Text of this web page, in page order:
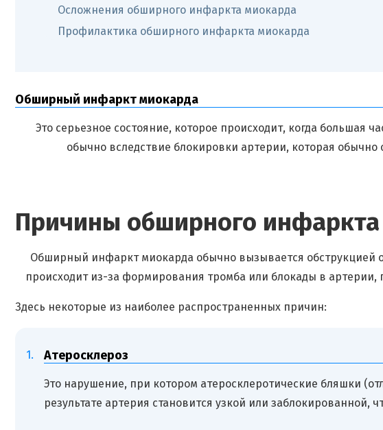
Осложнения обширного инфаркта миокарда
Профилактика обширного инфаркта миокарда
Обширный инфаркт миокарда
Это серьезное состояние, которое происходит, когда
обычно вследствие блокировки артерии, которая обычно
Причины обширного
Обширный инфаркт миокарда обычно вызывается обструкцией
происходит из-за формирования тромба или блокады в
Здесь некоторые из наиболее распространенных причин:
Атеросклероз
Это нарушение, при котором атеросклеротические бляшки
результате артерия становится узкой или